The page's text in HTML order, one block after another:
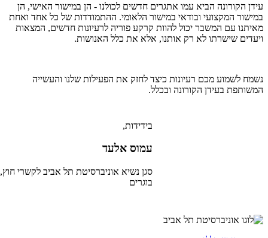
עידן הקורונה הביא עמו אתגרים חדשים לכולנו - הן במישור האישי, הן
במישור המקצועי ובודאי במישור הלאומי. ההתמודדות של כל אחד ואחת
מאיתנו עם המשבר יכול להוות קרקע פוריה לרעיונות חדשים, המצאות
ויעדים שישרתו לא רק אותנו, אלא את כלל האנושות.
נשמח לשמוע מכם רעיונות כיצד לחזק את הפעילות שלנו והעשייה
המשותפת בעידן הקורונה ובכלל.
בידידות,
עמוס אלעד
סגן נשיא אוניברסיטת תל אביב לקשרי חוץ,
בוגרים